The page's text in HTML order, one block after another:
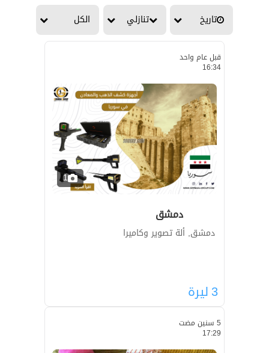
تاريخ تنازلي الكل
قبل عام واحد
16:34
1
دمشق
دمشق, ألة تصوير وكاميرا
3ليرة
5 سنين مضت
17:29